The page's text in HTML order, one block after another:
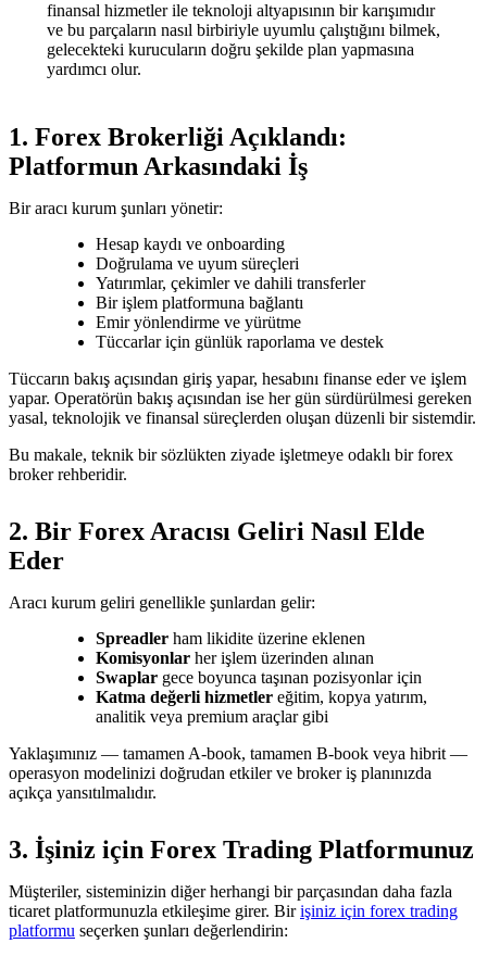
finansal hizmetler ile teknoloji altyapısının bir karışımıdır
ve bu parçaların nasıl birbiriyle uyumlu çalıştığını bilmek,
gelecekteki kurucuların doğru şekilde plan yapmasına
yardımcı olur.
1. Forex Brokerliği Açıklandı:
Platformun Arkasındaki İş
Bir aracı kurum şunları yönetir:
Hesap kaydı ve onboarding
Doğrulama ve uyum süreçleri
Yatırımlar, çekimler ve dahili transferler
Bir işlem platformuna bağlantı
Emir yönlendirme ve yürütme
Tüccarlar için günlük raporlama ve destek
Tüccarın bakış açısından giriş yapar, hesabını finanse eder ve işlem
yapar. Operatörün bakış açısından ise her gün sürdürülmesi gereken
yasal, teknolojik ve finansal süreçlerden oluşan düzenli bir sistemdir.
Bu makale, teknik bir sözlükten ziyade işletmeye odaklı bir forex
broker rehberidir.
2. Bir Forex Aracısı Geliri Nasıl Elde
Eder
Aracı kurum geliri genellikle şunlardan gelir:
Spreadler ham likidite üzerine eklenen
Komisyonlar her işlem üzerinden alınan
Swaplar gece boyunca taşınan pozisyonlar için
Katma değerli hizmetler eğitim, kopya yatırım,
analitik veya premium araçlar gibi
Yaklaşımınız — tamamen A-book, tamamen B-book veya hibrit —
operasyon modelinizi doğrudan etkiler ve broker iş planınızda
açıkça yansıtılmalıdır.
3. İşiniz için Forex Trading Platformunuz
Müşteriler, sisteminizin diğer herhangi bir parçasından daha fazla
ticaret platformunuzla etkileşime girer. Birişiniz için forex trading
platformu seçerken şunları değerlendirin: